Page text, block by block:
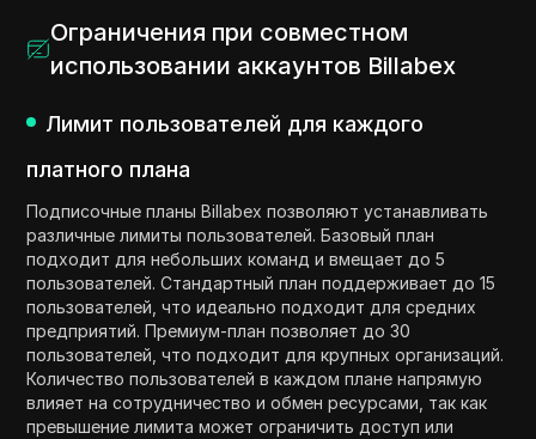
Ограничения при совместном
использовании аккаунтов Billabex
Лимит пользователей для каждого
платного плана
Подписочные планы Billabex позволяют устанавливать
различные лимиты пользователей. Базовый план
подходит для небольших команд и вмещает до 5
пользователей. Стандартный план поддерживает до 15
пользователей, что идеально подходит для средних
предприятий. Премиум-план позволяет до 30
пользователей, что подходит для крупных организаций.
Количество пользователей в каждом плане напрямую
влияет на сотрудничество и обмен ресурсами, так как
превышение лимита может ограничить доступ или